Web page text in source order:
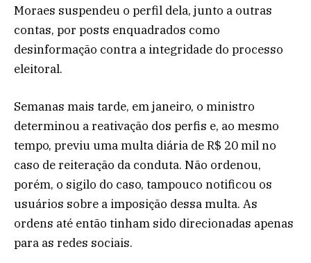
Moraes suspendeu o perfil dela, junto a outras
contas, por posts enquadrados como
desinformação contra a integridade do processo
eleitoral.
Semanas mais tarde, em janeiro, o ministro
determinou a reativação dos perfis e, ao mesmo
tempo, previu uma multa diária de R$ 20 mil no
caso de reiteração da conduta. Não ordenou,
porém, o sigilo do caso, tampouco notificou os
usuários sobre a imposição dessa multa. As
ordens até então tinham sido direcionadas apenas
para as redes sociais.